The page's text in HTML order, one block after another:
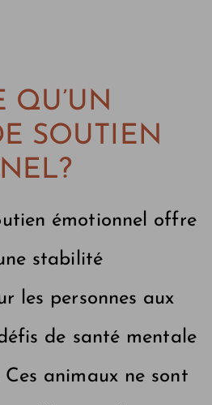
QU’UN
SOUTIEN
émotionnel offre
stabilité
les personnes aux
de santé mentale
animaux ne sont